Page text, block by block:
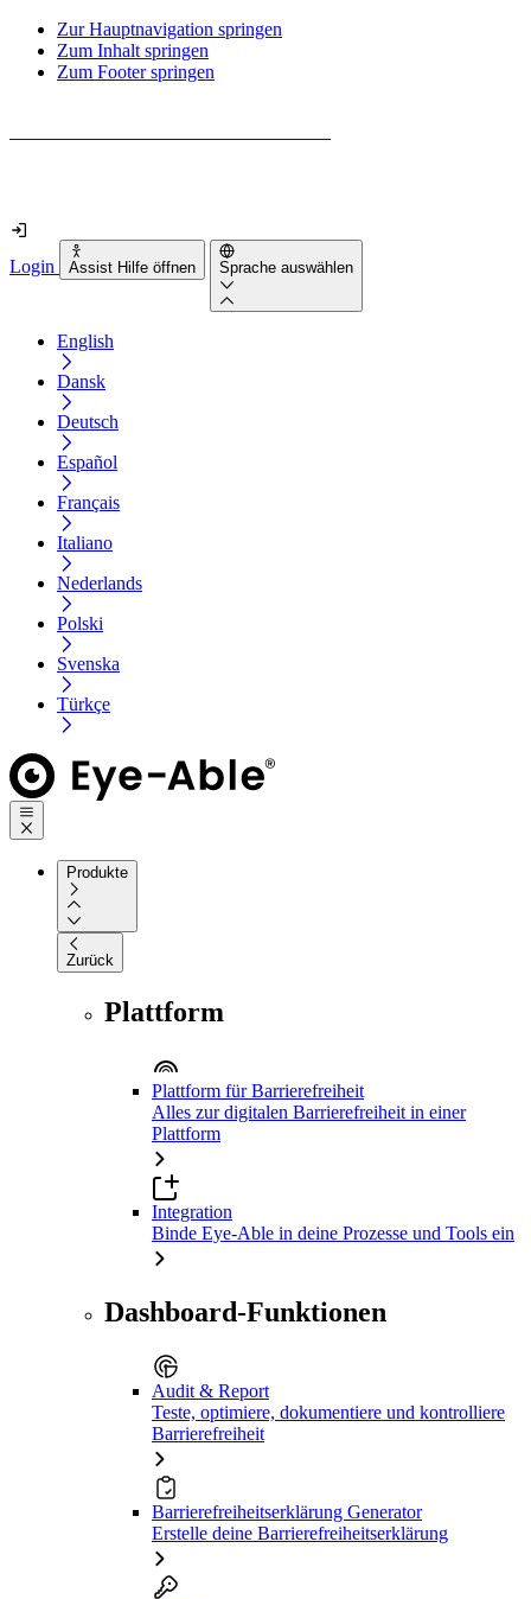
Zur Hauptnavigation springen
Zum Inhalt springen
Zum Footer springen
Login Assist Hilfe öffnen Sprache auswählen
English
Dansk
Deutsch
Español
Français
Italiano
Nederlands
Polski
Svenska
Türkçe
Produkte
Zurück
Plattform
Plattform für Barrierefreiheit
Alles zur digitalen Barrierefreiheit in einer
Plattform
Integration
Binde Eye-Able in deine Prozesse und Tools ein
Dashboard-Funktionen
Audit & Report
Teste, optimiere, dokumentiere und kontrolliere
Barrierefreiheit
Barrierefreiheitserklärung Generator
Erstelle deine Barrierefreiheitserklärung